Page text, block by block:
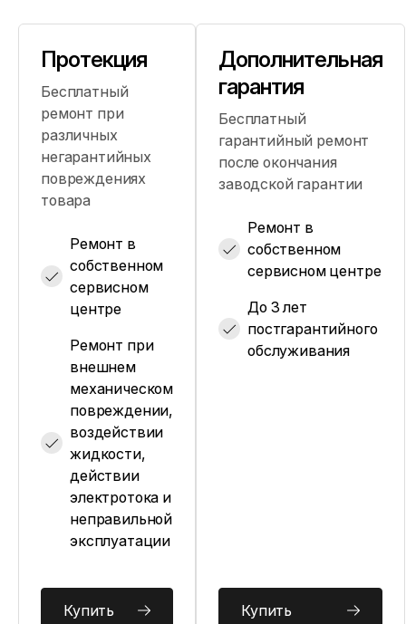
Протекция
Бесплатный
ремонт при
различных
негарантийных
повреждениях
товара
Ремонт в
собственном
сервисном
центре
Ремонт при
внешнем
механическом
повреждении,
воздействии
жидкости,
действии
электротока и
неправильной
эксплуатации
Купить
Дополнительная
гарантия
Бесплатный
гарантийный ремонт
после окончания
заводской гарантии
Ремонт в
собственном
сервисном центре
До 3 лет
постгарантийного
обслуживания
Купить